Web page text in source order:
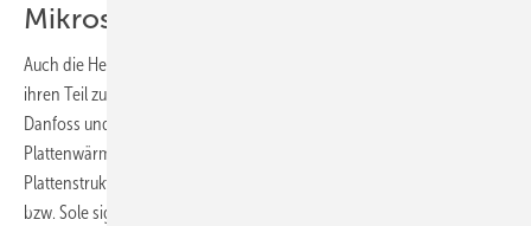
Mikrostruktur
Auch die Hersteller von gelöteten Plattenwärmeübertragern wollen
ihren Teil zur Hocheffizienz-Wärmepumpe beitragen. Alfa Laval,
Danfoss und Swep bieten künftig maßgeschneiderte
Plattenwärmeübertrager an, die aufgrund ihrer asymmetrischen
Plattenstruktur den Wärmeübergang zwischen Kältemittel und Wasser
bzw. Sole signifikant verbessern sowie geringere Druckverluste